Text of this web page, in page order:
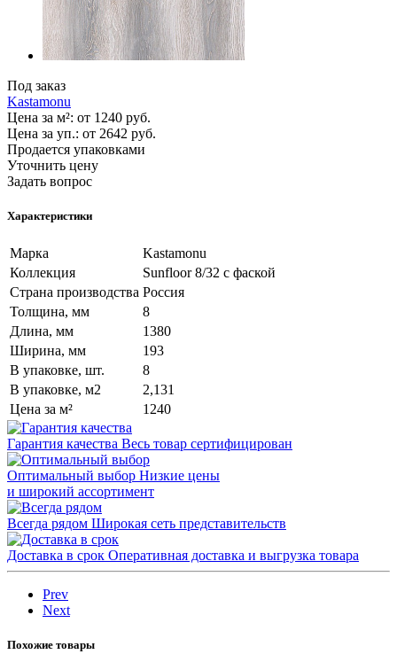
Под заказ
Kastamonu
Цена за м²: от 1240 руб.
Цена за уп.: от 2642 руб.
Продается упаковками
Уточнить цену
Задать вопрос
Характеристики
Марка
Kastamonu
Коллекция
Sunfloor 8/32 с фаской
Страна производства Россия
Толщина, мм
8
Длина, мм
1380
Ширина, мм
193
В упаковке, шт.
8
В упаковке, м2
2,131
Цена за м²
1240
Гарантия качества Весь товар сертифицирован
Оптимальный выбор Низкие цены
и широкий ассортимент
Всегда рядом Широкая сеть представительств
Доставка в срок Оперативная доставка и выгрузка товара
Prev
Next
Похожие товары